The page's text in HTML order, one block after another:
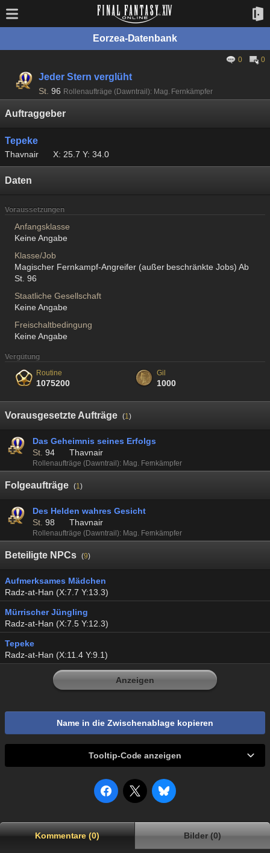
Eorzea-Datenbank
0 0
Jeder Stern verglüht
St. 96 Rollenaufträge (Dawntrail): Mag. Fernkämpfer
Auftraggeber
Tepeke
Thavnair X: 25.7 Y: 34.0
Daten
Voraussetzungen
Anfangsklasse
Keine Angabe
Klasse/Job
Magischer Fernkampf-Angreifer (außer beschränkte Jobs) Ab
St. 96
Staatliche Gesellschaft
Keine Angabe
Freischaltbedingung
Keine Angabe
Vergütung
Routine
1075200
Gil
1000
Vorausgesetzte Aufträge (1)
Das Geheimnis seines Erfolgs
St. 94 Thavnair
Rollenaufträge (Dawntrail): Mag. Fernkämpfer
Folgeaufträge (1)
Des Helden wahres Gesicht
St. 98 Thavnair
Rollenaufträge (Dawntrail): Mag. Fernkämpfer
Beteiligte NPCs (9)
Aufmerksames Mädchen
Radz-at-Han (X:7.7 Y:13.3)
Mürrischer Jüngling
Radz-at-Han (X:7.5 Y:12.3)
Tepeke
Radz-at-Han (X:11.4 Y:9.1)
Anzeigen
Name in die Zwischenablage kopieren
Tooltip-Code anzeigen
Kommentare (0) Bilder (0)